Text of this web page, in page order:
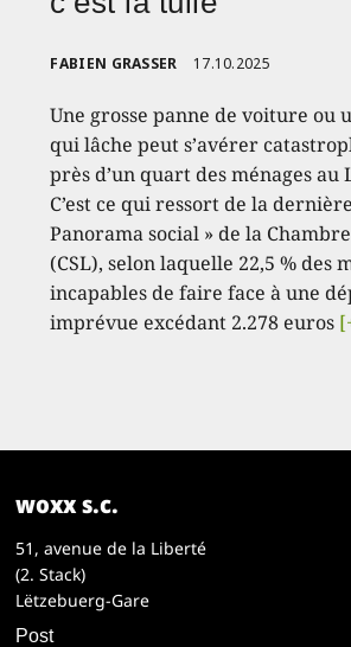
FABIEN GRASSER 17.10.2025
Une grosse panne de voiture ou
qui lâche peut s’avérer
près d’un quart des ménages au
C’est ce qui ressort de la
Panorama social » de la
(CSL), selon laquelle 22,5 % des
incapables de faire face à une
imprévue excédant 2.278 euros
woxx s.c.
51, avenue de la Liberté
(2. Stack)
Lëtzebuerg-Gare
Post